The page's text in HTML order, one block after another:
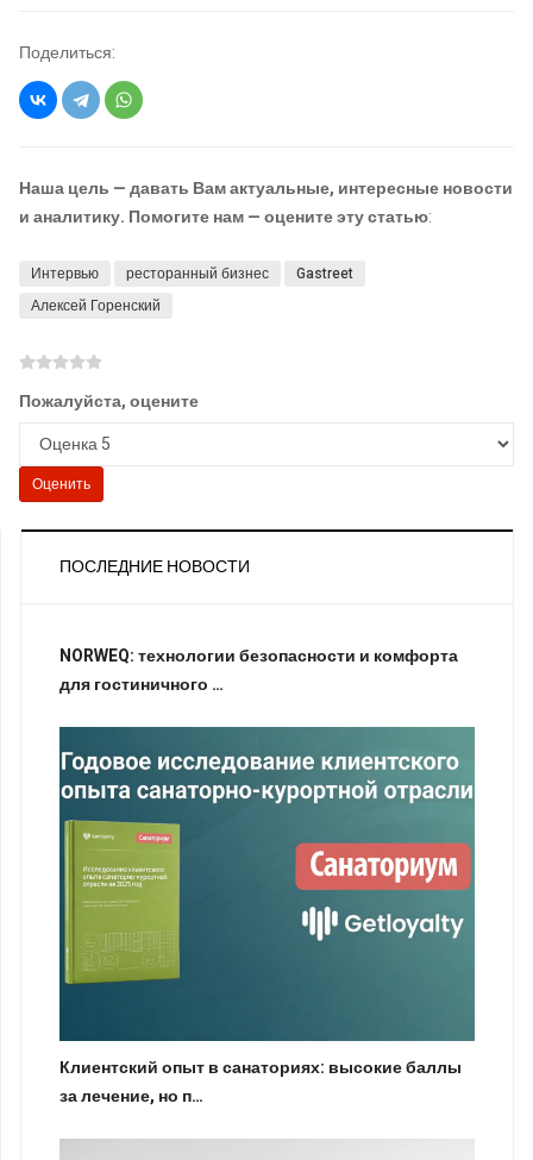
Поделиться:
Наша цель — давать Вам актуальные, интересные новости
и аналитику. Помогите нам — оцените эту статью:
Интервью ресторанный бизнес
Gastreet
Алексей Горенский
Пожалуйста, оцените
ПОСЛЕДНИЕ НОВОСТИ
NORWEQ: технологии безопасности и комфорта
для гостиничного …
Клиентский опыт в санаториях: высокие баллы
за лечение, но п…